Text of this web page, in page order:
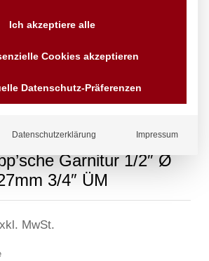
Garnitur 1/2″ Ø
3/4″ ÜM
MwSt.
Ich akzeptiere alle
Cookies akzeptieren
Datenschutz-Präferenzen
Datenschutzerklärung Impressum